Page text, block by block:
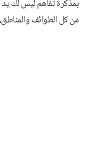
من كل الطوائف والمناطق، أما أنت فلا تمثل إلا